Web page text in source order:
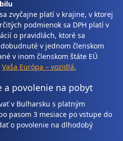
zvyčajne platí v krajine, v ktorej
podmienok sa DPH platí v
o pravidlách, ktoré sa
v jednom členskom
v inom členskom štáte EÚ
Vaša Európa – vozidlá.
a povolenie na pobyt
v Bulharsku s platným
pasom 3 mesiace po vstupe do
o povolenie na dlhodobý